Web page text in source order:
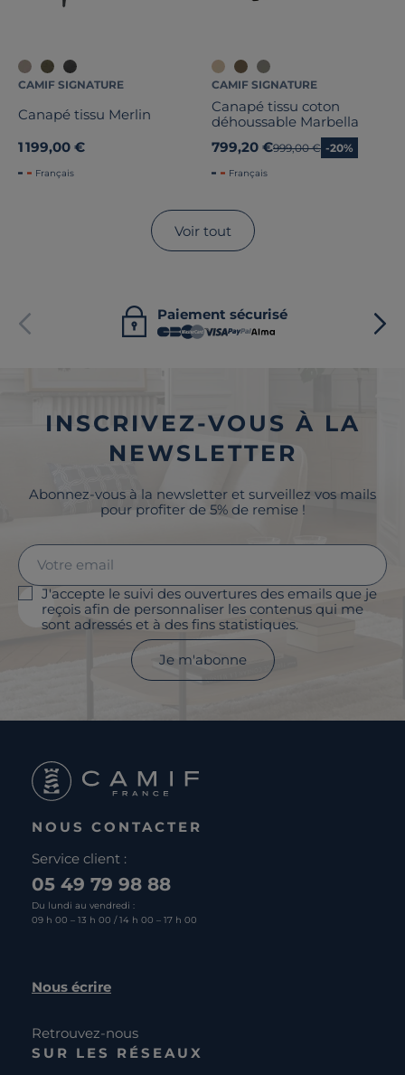
CAMIF SIGNATURE
Canapé tissu Merlin
1 199,00 €
Français
CAMIF SIGNATURE
Canapé tissu coton
déhoussable Marbella
799,20 €Ancien prix
999,00 € -20%
Français
Voir tout
Paiement sécurisé
INSCRIVEZ-VOUS À LA
NEWSLETTER
Abonnez-vous à la newsletter et surveillez vos mails
pour profiter de 5% de remise !
J'accepte le suivi des ouvertures des emails que je
reçois afin de personnaliser les contenus qui me
sont adressés et à des fins statistiques.
Je m'abonne
NOUS CONTACTER
Service client :
05 49 79 98 88
Du lundi au vendredi :
09 h 00 – 13 h 00 / 14 h 00 – 17 h 00
Nous écrire
Retrouvez-nous
SUR LES RÉSEAUX